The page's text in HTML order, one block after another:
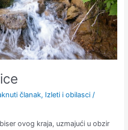
članak, Izleti i obilasci /
ovog kraja, uzmajući u obzir